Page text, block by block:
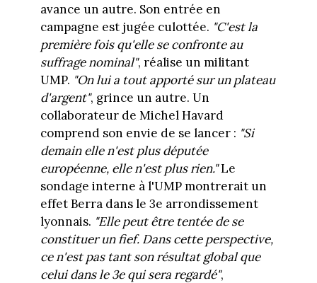
avance un autre. Son entrée en
campagne est jugée culottée. "C'est la
première fois qu'elle se confronte au
suffrage nominal", réalise un militant
UMP. "On lui a tout apporté sur un plateau
d'argent", grince un autre. Un
collaborateur de Michel Havard
comprend son envie de se lancer : "Si
demain elle n'est plus députée
européenne, elle n'est plus rien."Le
sondage interne à l'UMP montrerait un
effet Berra dans le 3e arrondissement
lyonnais. "Elle peut être tentée de se
constituer un fief. Dans cette perspective,
ce n'est pas tant son résultat global que
celui dans le 3e qui sera regardé",